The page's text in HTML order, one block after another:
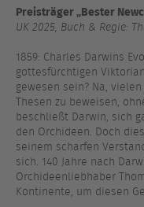
Preisträger „Bester
UK 2025, Buch & Regie:
1859: Charles Darwins
gottesfürchtigen
gewesen sein? Na,
Thesen zu beweisen,
beschließt Darwin, sich
den Orchideen. Doch
seinem scharfen
sich. 140 Jahre nach
Orchideenliebhaber
Kontinente, um diesen